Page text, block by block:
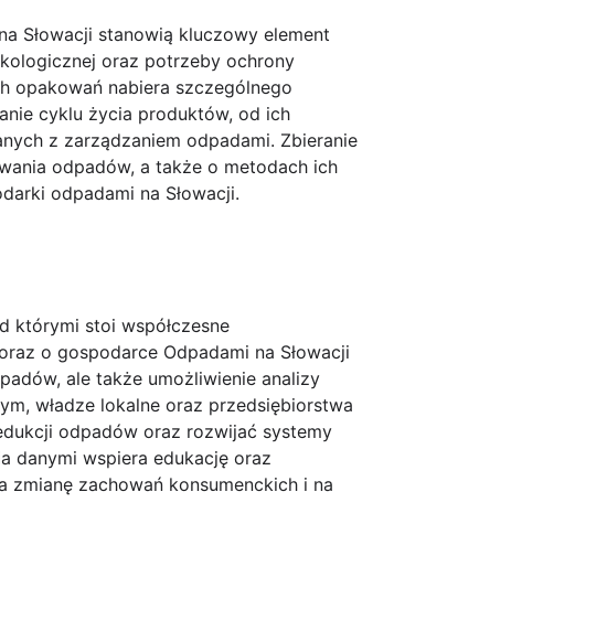
Słowacji stanowią kluczowy element
oraz potrzeby ochrony
opakowań nabiera szczególnego
cyklu życia produktów, od ich
z zarządzaniem odpadami. Zbieranie
odpadów, a także o metodach ich
odpadami na Słowacji.
którymi stoi współczesne
o gospodarce Odpadami na Słowacji
ale także umożliwienie analizy
władze lokalne oraz przedsiębiorstwa
odpadów oraz rozwijać systemy
danymi wspiera edukację oraz
zmianę zachowań konsumenckich i na